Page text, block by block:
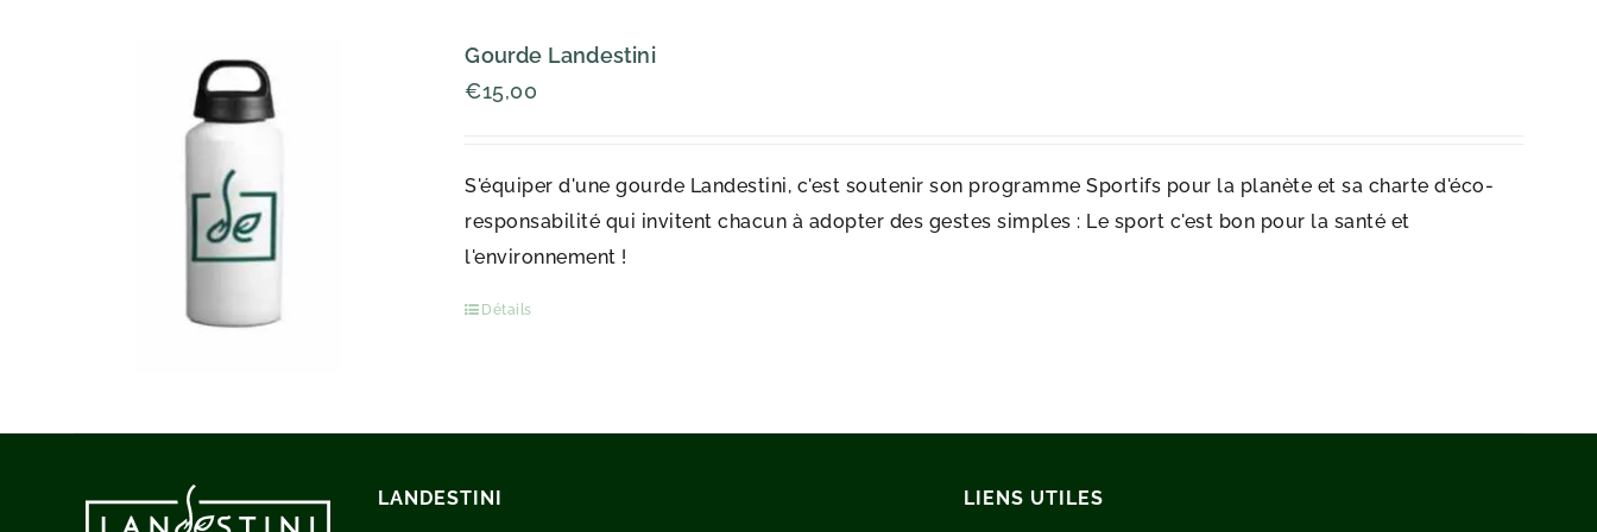
Gourde Landestini
€15,00
S'équiper d'une gourde Landestini, c'est soutenir son programme Sportifs pour la planète et sa charte d'éco-
responsabilité qui invitent chacun à adopter des gestes simples : Le sport c'est bon pour la santé et
l'environnement !
Détails
LANDESTINI LIENS UTILES